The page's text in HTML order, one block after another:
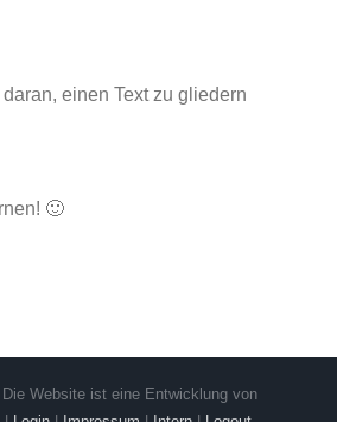
einen Text zu gliedern
🙂
Website ist eine Entwicklung von